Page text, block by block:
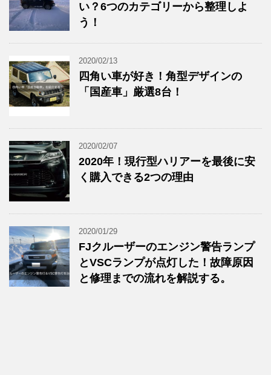
い？6つのカテゴリーから整理しよ
う！
2020/02/13
四角い車が好き！角型デザインの
「国産車」厳選8台！
2020/02/07
2020年！現行型ハリアーを最後に安
く購入できる2つの理由
2020/01/29
FJクルーザーのエンジン警告ランプ
とVSCランプが点灯した！故障原因
と修理までの流れを解説する。